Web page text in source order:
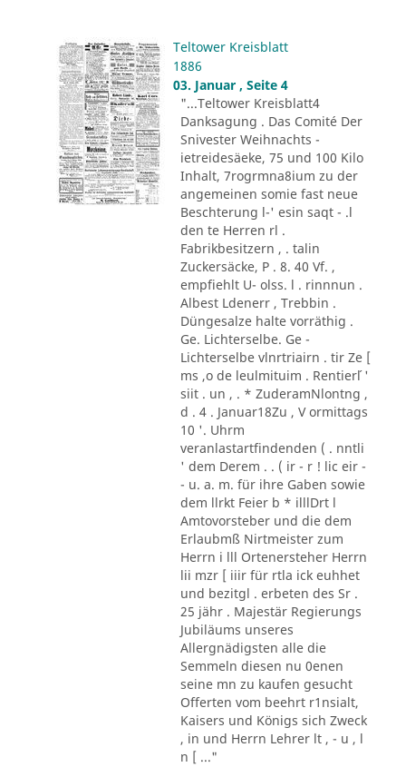
Teltower Kreisblatt
1886
03. Januar , Seite 4
"...Teltower Kreisblatt4
Danksagung . Das Comité Der
Snivester Weihnachts -
ietreidesäeke, 75 und 100 Kilo
Inhalt, 7rogrmna8ium zu der
angemeinen somie fast neue
Beschterung l-' esin saqt - .l
den te Herren rl .
Fabrikbesitzern , . talin
Zuckersäcke, P . 8. 40 Vf. ,
empfiehlt U- olss. l . rinnnun .
Albest Ldenerr , Trebbin .
Düngesalze halte vorräthig .
Ge. Lichterselbe. Ge -
Lichterselbe vlnrtriairn . tir Ze [
ms ,o de leulmituim . Rentier´l '
siit . un , . * ZuderamNlontng ,
d . 4 . Januar18Zu , V ormittags
10 '. Uhrm
veranlastartfindenden ( . nntli
' dem Derem . . ( ir - r ! lic eir -
- u. a. m. für ihre Gaben sowie
dem llrkt Feier b * illlDrt l
Amtovorsteber und die dem
Erlaubmß Nirtmeister zum
Herrn i lll Ortenersteher Herrn
lii mzr [ iiir für rtla ick euhhet
und bezitgl . erbeten des Sr .
25 jähr . Majestär Regierungs
Jubiläums unseres
Allergnädigsten alle die
Semmeln diesen nu 0enen
seine mn zu kaufen gesucht
Offerten vom beehrt r1nsialt,
Kaisers und Königs sich Zweck
, in und Herrn Lehrer lt , - u , l
n [ ..."